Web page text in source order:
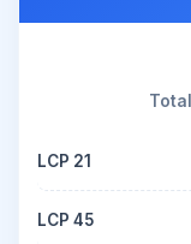
LCP 21
LCP 45